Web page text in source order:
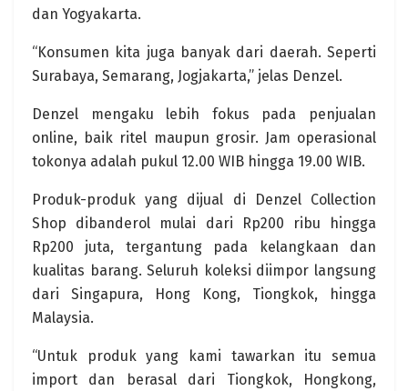
dan Yogyakarta.
“Konsumen kita juga banyak dari daerah. Seperti
Surabaya, Semarang, Jogjakarta,” jelas Denzel.
Denzel mengaku lebih fokus pada penjualan
online, baik ritel maupun grosir. Jam operasional
tokonya adalah pukul 12.00 WIB hingga 19.00 WIB.
Produk-produk yang dijual di Denzel Collection
Shop dibanderol mulai dari Rp200 ribu hingga
Rp200 juta, tergantung pada kelangkaan dan
kualitas barang. Seluruh koleksi diimpor langsung
dari Singapura, Hong Kong, Tiongkok, hingga
Malaysia.
“Untuk produk yang kami tawarkan itu semua
import dan berasal dari Tiongkok, Hongkong,